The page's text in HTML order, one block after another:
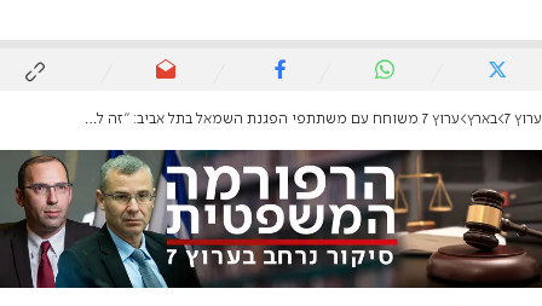
ערוץ 7 בארץ ערוץ 7 משוחח עם משתתפי הפגנת השמאל בתל אביב: "זה לא עניין של ימין או שמאל"